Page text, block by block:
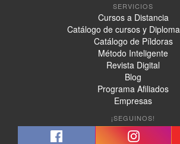
SERVICIOS
Cursos a Distancia
Catálogo de cursos y
Catálogo de Píldoras
Método Inteligente
Revista Digital
Blog
Programa Afiliados
Empresas
¡SEGUINOS!